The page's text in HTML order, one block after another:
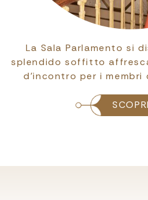
La Sala Parlamento si
splendido soffitto
d’incontro per i membri
SCOPRI